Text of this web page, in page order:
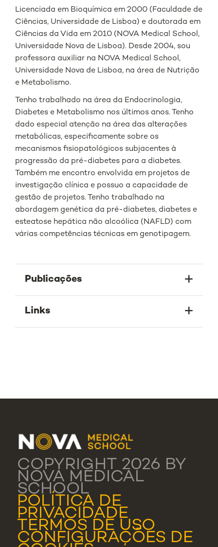
Licenciada em Bioquímica em 2000 (Faculdade de
Ciências, Universidade de Lisboa) e doutorada em
Ciências da Vida em 2010 (NOVA Medical School,
Universidade Nova de Lisboa). Desde 2004, sou
professora auxiliar na NOVA Medical School,
Universidade Nova de Lisboa, na área de Nutrição
e Metabolismo.
Tenho trabalhado na área da Endocrinologia,
Diabetes e Metabolismo nos últimos anos. Tenho
dado especial atenção na área das alterações
metabólicas, especificamente sobre os
mecanismos fisiopatológicos subjacentes à
progressão da pré-diabetes para a diabetes.
Também me encontro envolvida em projetos de
investigação clínica e possuo a capacidade de
gestão de projetos. Tenho trabalhado na
abordagem genética da pré-diabetes, diabetes e
esteatose hepática não alcoólica (NAFLD) com
várias competências técnicas em genotipagem.
Publicações
Links
COPYRIGHT 2026 BY
NOVA MEDICAL
SCHOOL
POLÍTICA DE
PRIVACIDADE
TERMOS DE USO
CONFIGURAÇÕES DE